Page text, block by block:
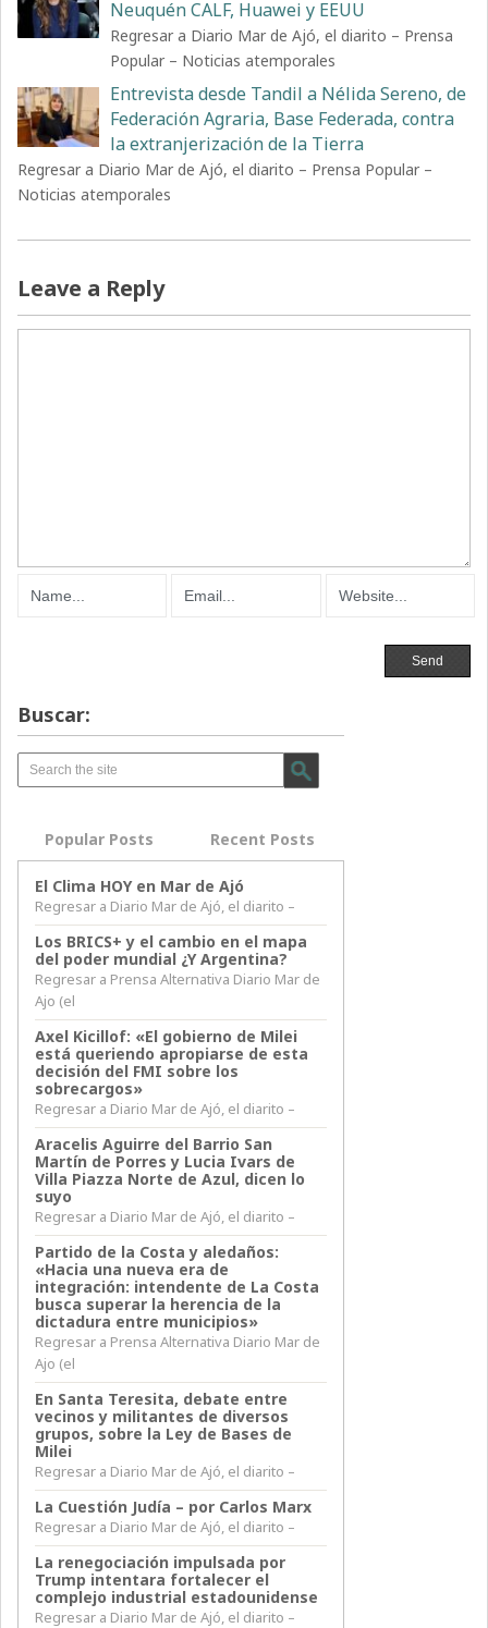
Neuquén CALF, Huawei y EEUU
Regresar a Diario Mar de Ajó, el diarito – Prensa
Popular – Noticias atemporales
Entrevista desde Tandil a Nélida Sereno, de
Federación Agraria, Base Federada, contra
la extranjerización de la Tierra
Regresar a Diario Mar de Ajó, el diarito – Prensa Popular –
Noticias atemporales
Leave a Reply
Buscar:
Popular Posts Recent Posts
El Clima HOY en Mar de Ajó
Regresar a Diario Mar de Ajó, el diarito –
Los BRICS+ y el cambio en el mapa
del poder mundial ¿Y Argentina?
Regresar a Prensa Alternativa Diario Mar de
Ajo (el
Axel Kicillof: «El gobierno de Milei
está queriendo apropiarse de esta
decisión del FMI sobre los
sobrecargos»
Regresar a Diario Mar de Ajó, el diarito –
Aracelis Aguirre del Barrio San
Martín de Porres y Lucia Ivars de
Villa Piazza Norte de Azul, dicen lo
suyo
Regresar a Diario Mar de Ajó, el diarito –
Partido de la Costa y aledaños:
«Hacia una nueva era de
integración: intendente de La Costa
busca superar la herencia de la
dictadura entre municipios»
Regresar a Prensa Alternativa Diario Mar de
Ajo (el
En Santa Teresita, debate entre
vecinos y militantes de diversos
grupos, sobre la Ley de Bases de
Milei
Regresar a Diario Mar de Ajó, el diarito –
La Cuestión Judía – por Carlos Marx
Regresar a Diario Mar de Ajó, el diarito –
La renegociación impulsada por
Trump intentara fortalecer el
complejo industrial estadounidense
Regresar a Diario Mar de Ajó, el diarito –